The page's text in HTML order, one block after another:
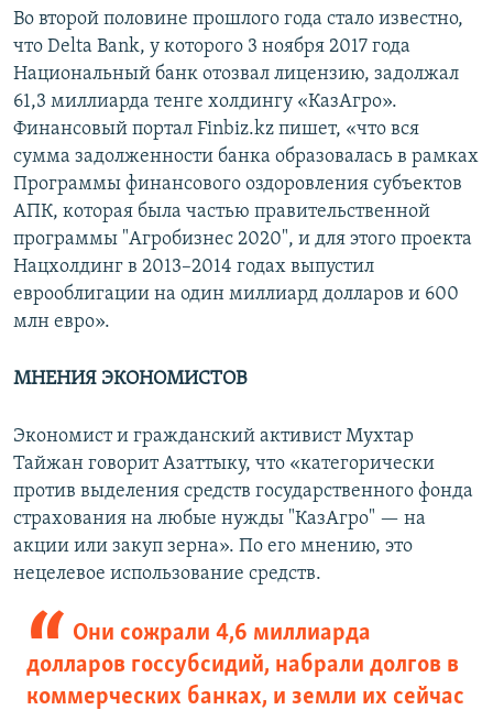
Во второй половине прошлого года стало известно,
что Delta Bank, у которого 3 ноября 2017 года
Национальный банк отозвал лицензию, задолжал
61,3 миллиарда тенге холдингу «КазАгро».
Финансовый портал Finbiz.kz пишет, «что вся
сумма задолженности банка образовалась в рамках
Программы финансового оздоровления субъектов
АПК, которая была частью правительственной
программы "Агробизнес 2020", и для этого проекта
Нацхолдинг в 2013–2014 годах выпустил
еврооблигации на один миллиард долларов и 600
млн евро».
МНЕНИЯ ЭКОНОМИСТОВ
Экономист и гражданский активист Мухтар
Тайжан говорит Азаттыку, что «категорически
против выделения средств государственного фонда
страхования на любые нужды "КазАгро" — на
акции или закуп зерна». По его мнению, это
нецелевое использование средств.
Они сожрали 4,6 миллиарда
долларов госсубсидий, набрали долгов в
коммерческих банках, и земли их сейчас